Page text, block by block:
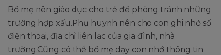
Bố mẹ nên giáo dục cho trẻ để phòng tránh những
trường hợp xấu.Phụ huynh nên cho con ghi nhớ số
điện thoại, địa chỉ liên lạc của gia đình, nhà
trường.Cũng có thể bố mẹ dạy con nhớ thông tin